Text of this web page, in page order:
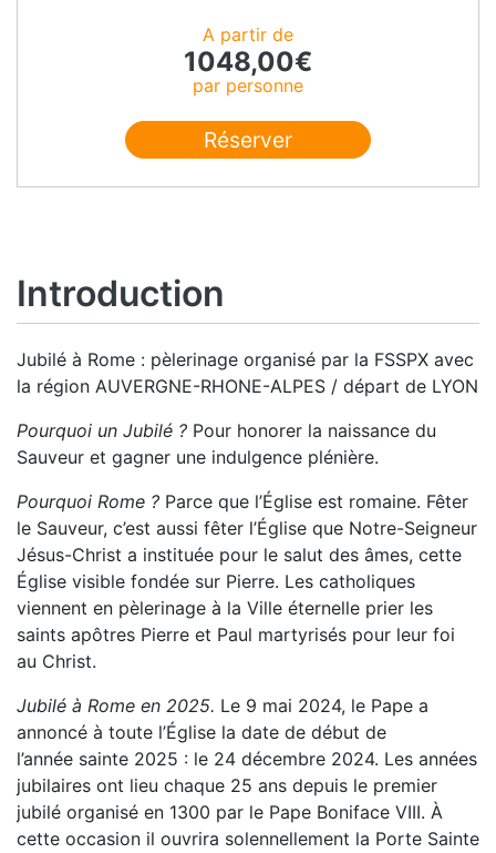
A partir de
1048,00€
par personne
Réserver
Introduction
Jubilé à Rome : pèlerinage organisé par la FSSPX avec
la région AUVERGNE-RHONE-ALPES / départ de LYON
Pourquoi un Jubilé ? Pour honorer la naissance du
Sauveur et gagner une indulgence plénière.
Pourquoi Rome ? Parce que l’Église est romaine. Fêter
le Sauveur, c’est aussi fêter l’Église que Notre-Seigneur
Jésus-Christ a instituée pour le salut des âmes, cette
Église visible fondée sur Pierre. Les catholiques
viennent en pèlerinage à la Ville éternelle prier les
saints apôtres Pierre et Paul martyrisés pour leur foi
au Christ.
Jubilé à Rome en 2025. Le 9 mai 2024, le Pape a
annoncé à toute l’Église la date de début de
l’année sainte 2025 : le 24 décembre 2024. Les années
jubilaires ont lieu chaque 25 ans depuis le premier
jubilé organisé en 1300 par le Pape Boniface VIII. À
cette occasion il ouvrira solennellement la Porte Sainte